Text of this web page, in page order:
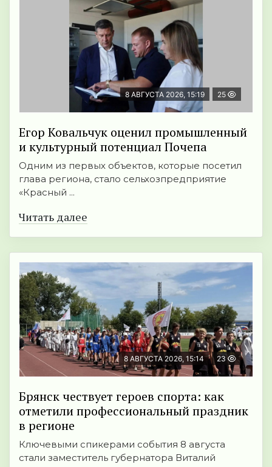
8 АВГУСТА 2026, 15:19 25
Егор Ковальчук оценил промышленный
и культурный потенциал Почепа
Одним из первых объектов, которые посетил
глава региона, стало сельхозпредприятие
«Красный ...
Читать далее
8 АВГУСТА 2026, 15:14 23
Брянск чествует героев спорта: как
отметили профессиональный праздник
в регионе
Ключевыми спикерами события 8 августа
стали заместитель губернатора Виталий